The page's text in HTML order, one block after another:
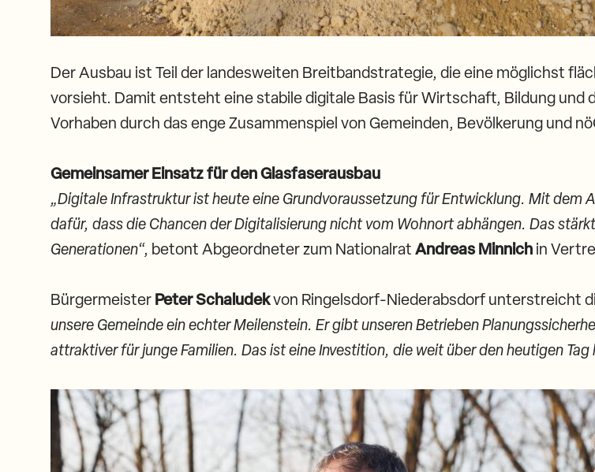
Der Ausbau ist Teil der landesweiten Breitbandstrategie, die eine möglichst
vorsieht. Damit entsteht eine stabile digitale Basis für Wirtschaft, Bildung und
Vorhaben durch das enge Zusammenspiel von Gemeinden, Bevölkerung und
Gemeinsamer Einsatz für den Glasfaserausbau
„Digitale Infrastruktur ist heute eine Grundvoraussetzung für Entwicklung. Mit dem
dafür, dass die Chancen der Digitalisierung nicht vom Wohnort abhängen. Das
Generationen“, betont Abgeordneter zum Nationalrat Andreas Minnich in
Bürgermeister Peter Schaludekvon Ringelsdorf-Niederabsdorf unterstreicht
unsere Gemeinde ein echter Meilenstein. Er gibt unseren Betrieben
attraktiver für junge Familien. Das ist eine Investition, die weit über den heutigen Tag